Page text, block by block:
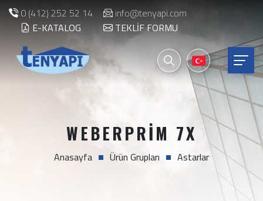
0 (412) 252 52 14
info@tenyapi.com
E-KATALOG
TEKLIF FORMU
WEBERPRIM 7X
Anasayfa Ürün Grupları Astarlar